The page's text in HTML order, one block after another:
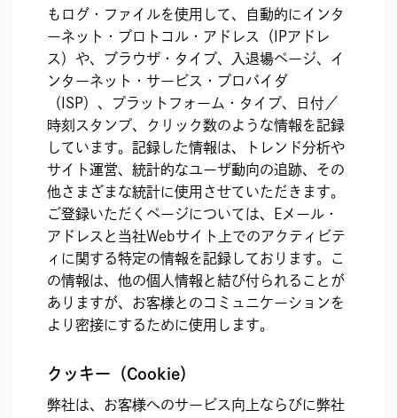
もログ・ファイルを使用して、自動的にインタ
ーネット・プロトコル・アドレス（IPアドレ
ス）や、ブラウザ・タイプ、入退場ページ、イ
ンターネット・サービス・プロバイダ
（ISP）、プラットフォーム・タイプ、日付／
時刻スタンプ、クリック数のような情報を記録
しています。記録した情報は、トレンド分析や
サイト運営、統計的なユーザ動向の追跡、その
他さまざまな統計に使用させていただきます。
ご登録いただくページについては、Eメール・
アドレスと当社Webサイト上でのアクティビテ
ィに関する特定の情報を記録しております。こ
の情報は、他の個人情報と結び付られることが
ありますが、お客様とのコミュニケーションを
より密接にするために使用します。
クッキー（Cookie）
弊社は、お客様へのサービス向上ならびに弊社